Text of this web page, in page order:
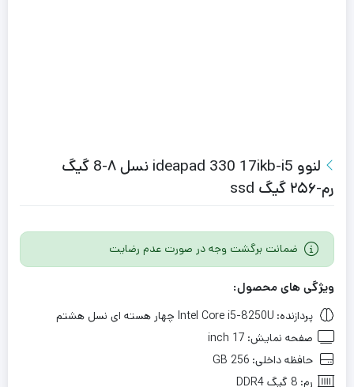
لنوو ideapad 330 17ikb-i5 نسل ۸-8 گیگ
رم-۲۵۶ گیگ ssd
ضمانت برگشت وجه در صورت عدم رضایت
ویژگی های محصول:
پردازنده: Intel Core i5-8250U چهار هسته ای نسل هشتم
صفحه نمایش: 17 inch
حافظه داخلی: 256 GB
رم: 8 گیگ DDR4